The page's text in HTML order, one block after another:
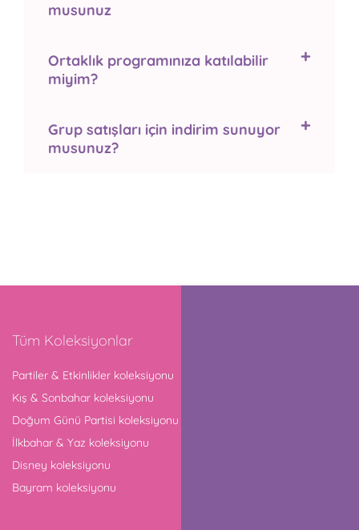
musunuz
Ortaklık programınıza katılabilir
miyim?
Grup satışları için indirim sunuyor
musunuz?
Tüm Koleksiyonlar
Partiler & Etkinlikler koleksiyonu
Kış & Sonbahar koleksiyonu
Doğum Günü Partisi koleksiyonu
İlkbahar & Yaz koleksiyonu
Disney koleksiyonu
Bayram koleksiyonu